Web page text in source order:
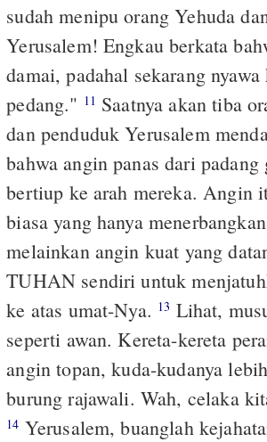
sudah menipu orang Yehuda
Yerusalem! Engkau berkata
damai, padahal sekarang
pedang." 11 Saatnya akan tiba
dan penduduk Yerusalem
bahwa angin panas dari padang
bertiup ke arah mereka. Angin
biasa yang hanya
melainkan angin kuat yang
TUHAN sendiri untuk
ke atas umat-Nya. 13 Lihat,
seperti awan. Kereta-kereta
angin topan, kuda-kudanya
burung rajawali. Wah, celaka
14 Yerusalem, buanglah